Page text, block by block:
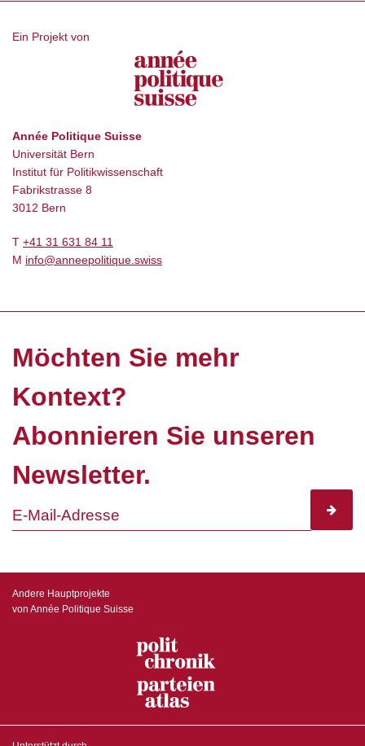
Ein Projekt von
Année Politique Suisse
Universität Bern
Institut für Politikwissenschaft
Fabrikstrasse 8
3012 Bern
T +41 31 631 84 11
M info@anneepolitique.swiss
Möchten Sie mehr
Kontext?
Abonnieren Sie unseren
Newsletter.
Andere Hauptprojekte
von Année Politique Suisse